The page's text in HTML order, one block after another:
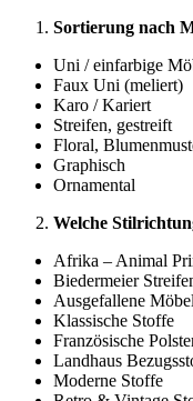
Sortierung nach
Uni / einfarbige
Faux Uni (meliert)
Karo / Kariert
Streifen, gestreift
Floral,
Graphisch
Ornamental
Welche
Afrika – Animal
Biedermeier
Ausgefallene
Klassische Stoffe
Französische
Landhaus
Moderne Stoffe